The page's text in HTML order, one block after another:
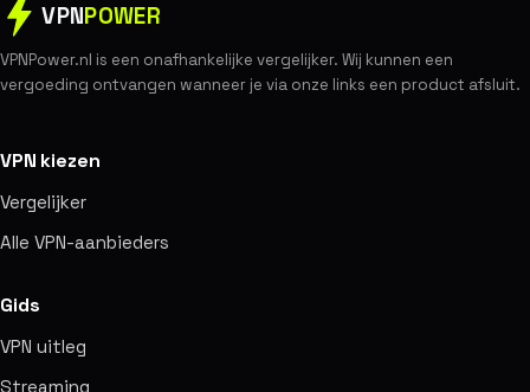
VPNPOWER
VPNPower.nl is een onafhankelijke vergelijker. Wij kunnen een
vergoeding ontvangen wanneer je via onze links een product afsluit.
VPN kiezen
Vergelijker
Alle VPN-aanbieders
Gids
VPN uitleg
Streaming